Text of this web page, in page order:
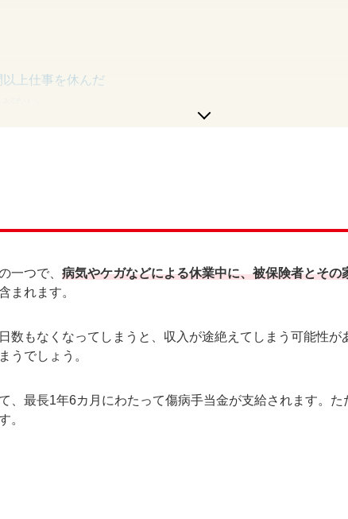
上仕事を休んだ
一つで、 病気やケガなどによる休業中に、被保険者とそ
まれます。
数もなくなってしまうと、収入が途絶えてしまう可能性
うでしょう。
、最長1年6カ月にわたって傷病手当金が支給されます。
。